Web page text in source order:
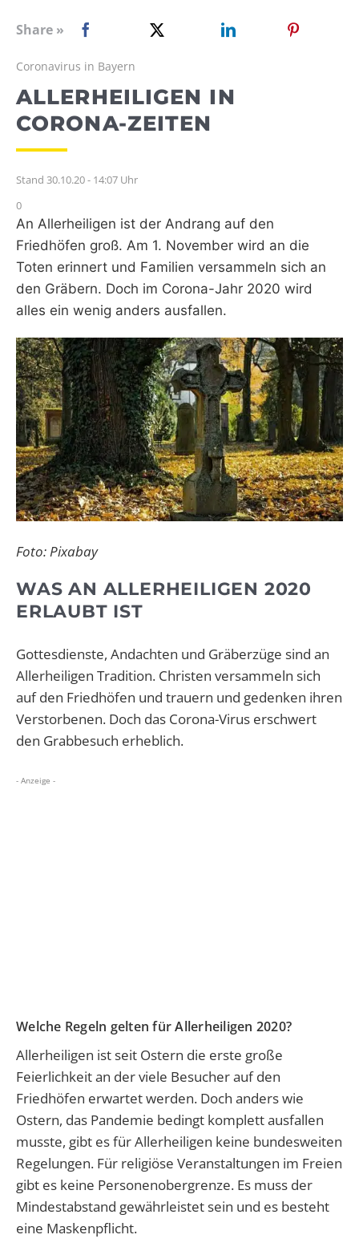
WEBRADIO
Share »
Coronavirus in Bayern
ALLERHEILIGEN IN
CORONA-ZEITEN
Stand 30.10.20 - 14:07 Uhr
0
An Allerheiligen ist der Andrang auf den
Friedhöfen groß. Am 1. November wird an die
Toten erinnert und Familien versammeln sich an
den Gräbern. Doch im Corona-Jahr 2020 wird
alles ein wenig anders ausfallen.
Foto: Pixabay
WAS AN ALLERHEILIGEN 2020
ERLAUBT IST
Gottesdienste, Andachten und Gräberzüge sind an
Allerheiligen Tradition. Christen versammeln sich
auf den Friedhöfen und trauern und gedenken ihren
Verstorbenen. Doch das Corona-Virus erschwert
den Grabbesuch erheblich.
- Anzeige -
Welche Regeln gelten für Allerheiligen 2020?
Allerheiligen ist seit Ostern die erste große
Feierlichkeit an der viele Besucher auf den
Friedhöfen erwartet werden. Doch anders wie
Ostern, das Pandemie bedingt komplett ausfallen
musste, gibt es für Allerheiligen keine bundesweiten
Regelungen. Für religiöse Veranstaltungen im Freien
gibt es keine Personenobergrenze. Es muss der
Mindestabstand gewährleistet sein und es besteht
eine Maskenpflicht.